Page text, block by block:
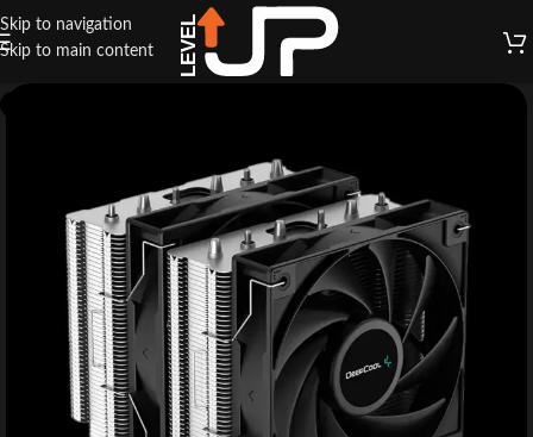
Skip to navigation
Skip to main content